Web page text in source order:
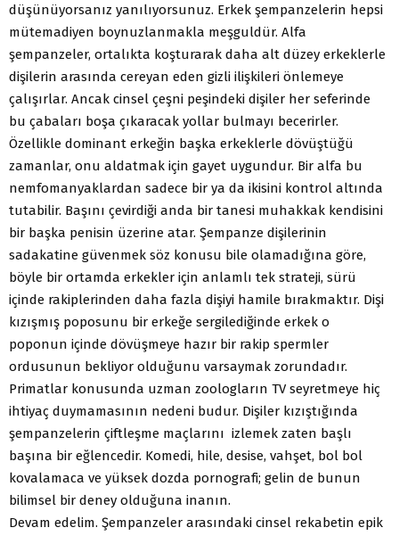
düşünüyorsanız yanılıyorsunuz. Erkek şempanzelerin hepsi
mütemadiyen boynuzlanmakla meşguldür. Alfa
şempanzeler, ortalıkta koşturarak daha alt düzey erkeklerle
dişilerin arasında cereyan eden gizli ilişkileri önlemeye
çalışırlar. Ancak cinsel çeşni peşindeki dişiler her seferinde
bu çabaları boşa çıkaracak yollar bulmayı becerirler.
Özellikle dominant erkeğin başka erkeklerle dövüştüğü
zamanlar, onu aldatmak için gayet uygundur. Bir alfa bu
nemfomanyaklardan sadece bir ya da ikisini kontrol altında
tutabilir. Başını çevirdiği anda bir tanesi muhakkak kendisini
bir başka penisin üzerine atar. Şempanze dişilerinin
sadakatine güvenmek söz konusu bile olamadığına göre,
böyle bir ortamda erkekler için anlamlı tek strateji, sürü
içinde rakiplerinden daha fazla dişiyi hamile bırakmaktır. Dişi
kızışmış poposunu bir erkeğe sergilediğinde erkek o
poponun içinde dövüşmeye hazır bir rakip spermler
ordusunun bekliyor olduğunu varsaymak zorundadır.
Primatlar konusunda uzman zoologların TV seyretmeye hiç
ihtiyaç duymamasının nedeni budur. Dişiler kızıştığında
şempanzelerin çiftleşme maçlarını izlemek zaten başlı
başına bir eğlencedir. Komedi, hile, desise, vahşet, bol bol
kovalamaca ve yüksek dozda pornografi; gelin de bunun
bilimsel bir deney olduğuna inanın.
Devam edelim. Şempanzeler arasındaki cinsel rekabetin epik